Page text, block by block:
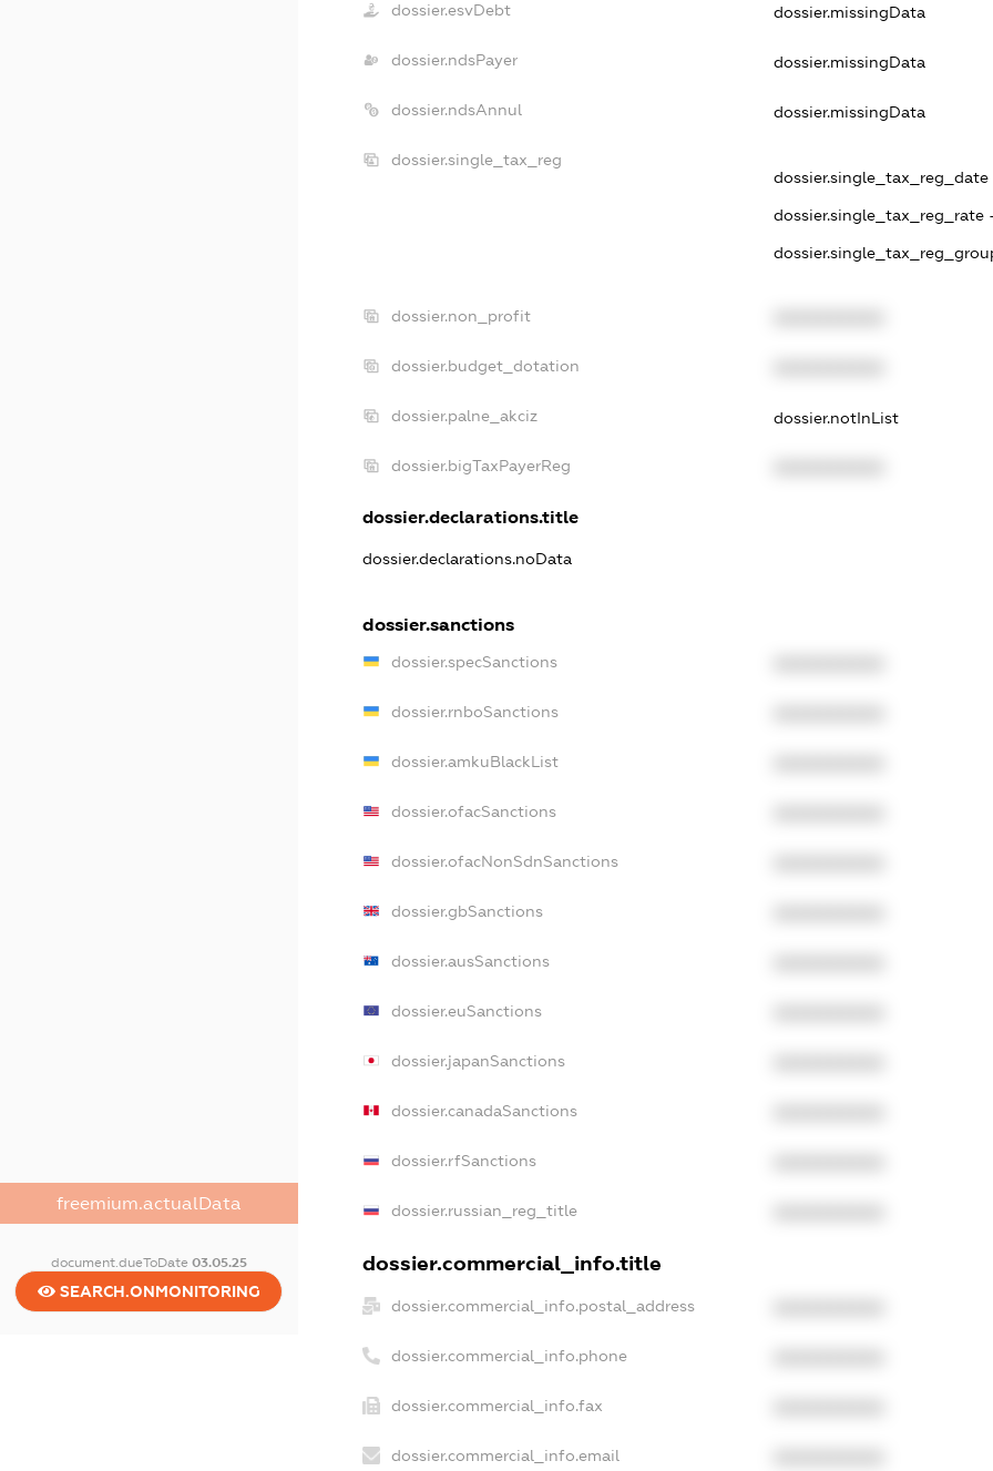
freemium.actualData
document.dueToDate 03.05.25
SEARCH.ONMONITORING
dossier.esvDebt dossier.missingData
dossier.ndsPayer dossier.missingData
dossier.ndsAnnul dossier.missingData
dossier.single_tax_reg
dossier.single_tax_reg_date -
dossier.single_tax_reg_rate
dossier.non_profit
dossier.budget_dotation
dossier.palne_akciz dossier.notInList
dossier.bigTaxPayerReg
dossier.declarations.title
dossier.declarations.noData
dossier.sanctions
dossier.specSanctions
dossier.rnboSanctions
dossier.amkuBlackList
dossier.ofacSanctions
dossier.ofacNonSdnSanctions
dossier.gbSanctions
dossier.ausSanctions
dossier.euSanctions
dossier.japanSanctions
dossier.canadaSanctions
dossier.rfSanctions
dossier.russian_reg_title
dossier.commercial_info.title
dossier.commercial_info.postal_address
dossier.commercial_info.phone
dossier.commercial_info.fax
dossier.commercial_info.email